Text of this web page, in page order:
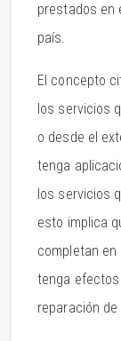
prestados en
país.
El concepto
los servicios
o desde el
tenga
los servicios
esto implica
completan
tenga efectos
reparación